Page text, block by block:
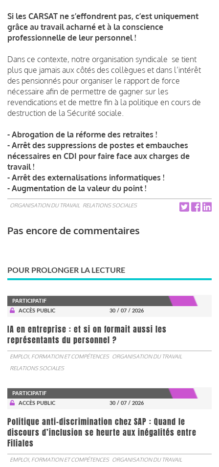
Si les CARSAT ne s’effondrent pas, c’est uniquement
grâce au travail acharné et à la conscience
professionnelle de leur personnel !
Dans ce contexte, notre organisation syndicale se tient
plus que jamais aux côtés des collègues et dans l’intérêt
des pensionnés pour organiser le rapport de force
nécessaire afin de permettre de gagner sur les
revendications et de mettre fin à la politique en cours de
destruction de la Sécurité sociale.
- Abrogation de la réforme des retraites !
- Arrêt des suppressions de postes et embauches
nécessaires en CDI pour faire face aux charges de
travail !
- Arrêt des externalisations informatiques !
- Augmentation de la valeur du point !
ORGANISATION DU TRAVAIL RELATIONS SOCIALES
Pas encore de commentaires
POUR PROLONGER LA LECTURE
PARTICIPATIF
ACCÈS PUBLIC
30 / 07 / 2026
IA en entreprise : et si on formait aussi les
représentants du personnel ?
EMPLOI, FORMATION ET COMPÉTENCES ORGANISATION DU TRAVAIL
RELATIONS SOCIALES
PARTICIPATIF
ACCÈS PUBLIC
30 / 07 / 2026
Politique anti-discrimination chez SAP : Quand le
discours d’inclusion se heurte aux inégalités entre
Filiales
EMPLOI, FORMATION ET COMPÉTENCES ORGANISATION DU TRAVAIL